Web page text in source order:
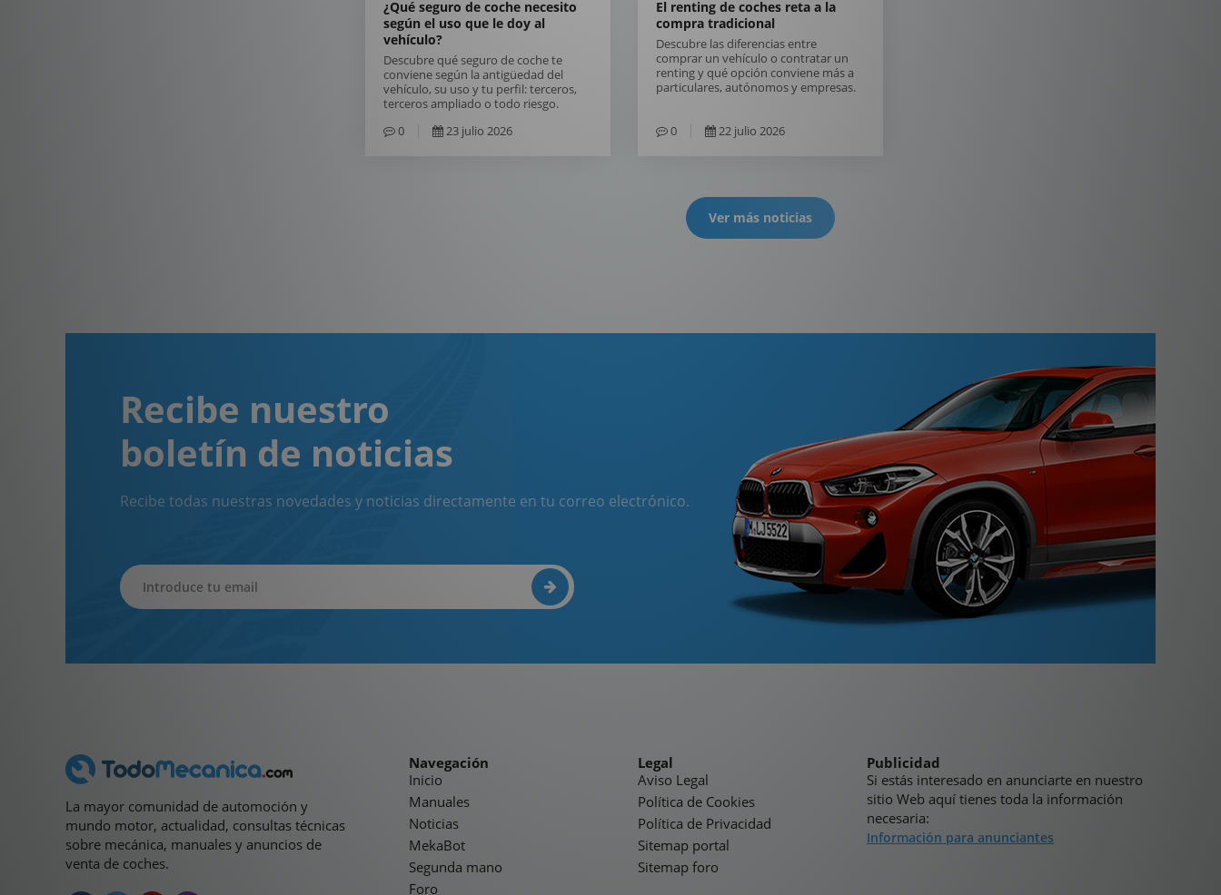
¿Qué seguro de coche necesito
según el uso que le doy al
vehículo?
Descubre qué seguro de coche te
conviene según la antigüedad del
vehículo, su uso y tu perfil: terceros,
terceros ampliado o todo riesgo.
0
23 julio 2026
El renting de coches reta a la
compra tradicional
Descubre las diferencias entre
comprar un vehículo o contratar un
renting y qué opción conviene más a
particulares, autónomos y empresas.
0 22 julio 2026
Ver más noticias
Recibe nuestro
boletín de noticias
Recibe todas nuestras novedades y noticias directamente en tu correo electrónico.
La mayor comunidad de automoción y
mundo motor, actualidad, consultas técnicas
sobre mecánica, manuales y anuncios de
venta de coches.
Navegación
Inicio
Manuales
Noticias
MekaBot
Segunda mano
Foro
Legal
Aviso Legal
Política de Cookies
Política de Privacidad
Sitemap portal
Sitemap foro
Publicidad
Si estás interesado en anunciarte en nuestro
sitio Web aquí tienes toda la información
necesaria:
Información para anunciantes